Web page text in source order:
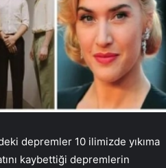
depremler 10 ilimizde yıkıma
kaybettiği depremlerin